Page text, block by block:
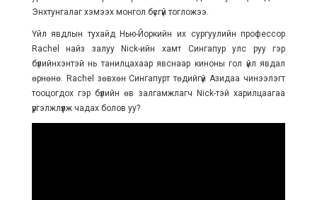
Энхтунгалаг хэмээх монгол бүсгүй тогложээ.
Үйл явдлын тухайд Нью-Йоркийн их сургуулийн профессор
Rachel найз залуу Nick-ийн хамт Сингапур улс руу гэр
бүлийнхэнтэй нь танилцахаар явснаар киноны гол үйл явдал
өрнөнө. Rachel зөвхөн Сингапурт төдийгүй Азидаа чинээлэгт
тооцогдох гэр бүлийн өв залгамжлагч Nick-тэй харилцаагаа
үргэлжлүүлж чадах болов уу?